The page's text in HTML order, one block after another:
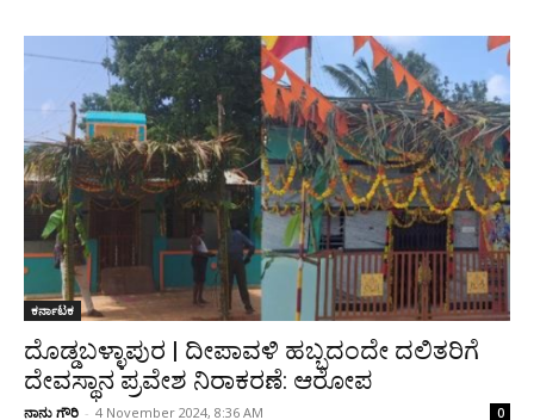
ಕರ್ನಾಟಕ
ದೊಡ್ಡಬಳ್ಳಾಪುರ | ದೀಪಾವಳಿ ಹಬ್ಬದಂದೇ ದಲಿತರಿಗೆ
ದೇವಸ್ಥಾನ ಪ್ರವೇಶ ನಿರಾಕರಣೆ: ಆರೋಪ
ನಾನು ಗೌರಿ - 4 November 2024, 8:36 AM 0